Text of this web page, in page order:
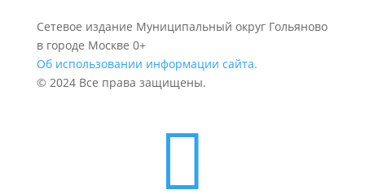
Сетевое издание Муниципальный округ Гольяново
в городе Москве 0+
Об использовании информации сайта.
© 2024 Все права защищены.
